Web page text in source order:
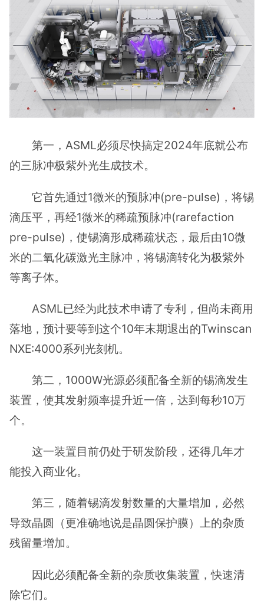
第一，ASML必须尽快搞定2024年底就公布
的三脉冲极紫外光生成技术。
它首先通过1微米的预脉冲(pre-pulse)，将锡
滴压平，再经1微米的稀疏预脉冲(rarefaction
pre-pulse)，使锡滴形成稀疏状态，最后由10微
米的二氧化碳激光主脉冲，将锡滴转化为极紫外
等离子体。
ASML已经为此技术申请了专利，但尚未商用
落地，预计要等到这个10年末期退出的Twinscan
NXE:4000系列光刻机。
第二，1000W光源必须配备全新的锡滴发生
装置，使其发射频率提升近一倍，达到每秒10万
个。
这一装置目前仍处于研发阶段，还得几年才
能投入商业化。
第三，随着锡滴发射数量的大量增加，必然
导致晶圆（更准确地说是晶圆保护膜）上的杂质
残留量增加。
因此必须配备全新的杂质收集装置，快速清
除它们。